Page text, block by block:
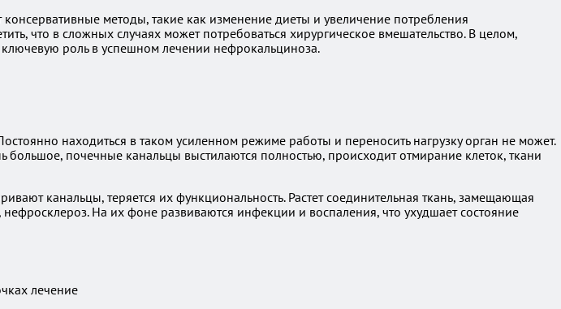
методы, такие как изменение диеты и увеличение потребления
что в сложных случаях может потребоваться хирургическое вмешательство. В целом,
роль в успешном лечении нефрокальциноза.
находиться в таком усиленном режиме работы и переносить нагрузку орган не может.
большое, почечные канальцы выстилаются полностью, происходит отмирание клеток, ткани
канальцы, теряется их функциональность. Растет соединительная ткань, замещающая
На их фоне развиваются инфекции и воспаления, что ухудшает состояние